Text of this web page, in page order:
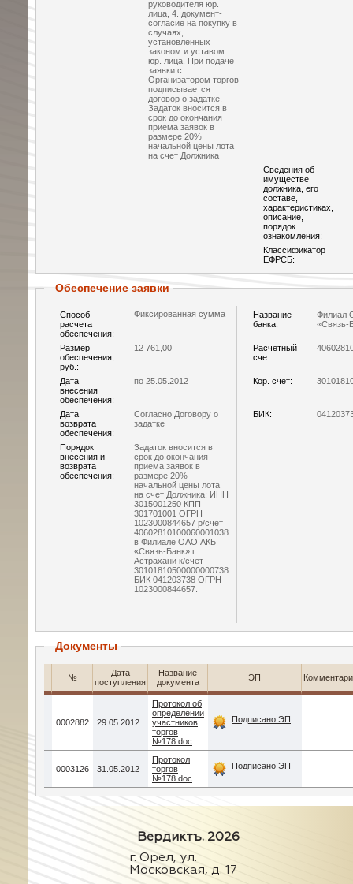
руководителя юр.
лица, 4. документ-
согласие на покупку в
случаях,
установленных
законом и уставом
юр. лица. При подаче
заявки с
Организатором торгов
подписывается
договор о задатке.
Задаток вносится в
срок до окончания
приема заявок в
размере 20%
начальной цены лота
на счет Должника
Сведения об
имуществе
должника, его
составе,
характеристиках,
описание,
порядок
ознакомления:
Классификатор
ЕФРСБ:
Обеспечение заявки
Способ
расчета
обеспечения:
Фиксированная сумма
Название
банка:
Филиал
«Связь-
Размер
обеспечения,
руб.:
12 761,00
Расчетный
счет:
Дата
внесения
обеспечения:
по 25.05.2012 Кор. счет:
Дата
возврата
обеспечения:
Согласно Договору о
задатке
БИК:
Порядок
внесения и
возврата
обеспечения:
Задаток вносится в
срок до окончания
приема заявок в
размере 20%
начальной цены лота
на счет Должника: ИНН
3015001250 КПП
301701001 ОГРН
1023000844657 р/счет
40602810100060001038
в Филиале ОАО АКБ
«Связь-Банк» г
Астрахани к/счет
30101810500000000738
БИК 041203738 ОГРН
1023000844657.
Документы
№
Дата
поступления
Название
документа
ЭП
0002882 29.05.2012
Протокол об
определении
участников
торгов
№178.doc
Подписано ЭП
0003126 31.05.2012
Протокол
торгов
№178.doc
Подписано ЭП
Вердиктъ. 2026
г. Орел, ул.
Московская, д. 17